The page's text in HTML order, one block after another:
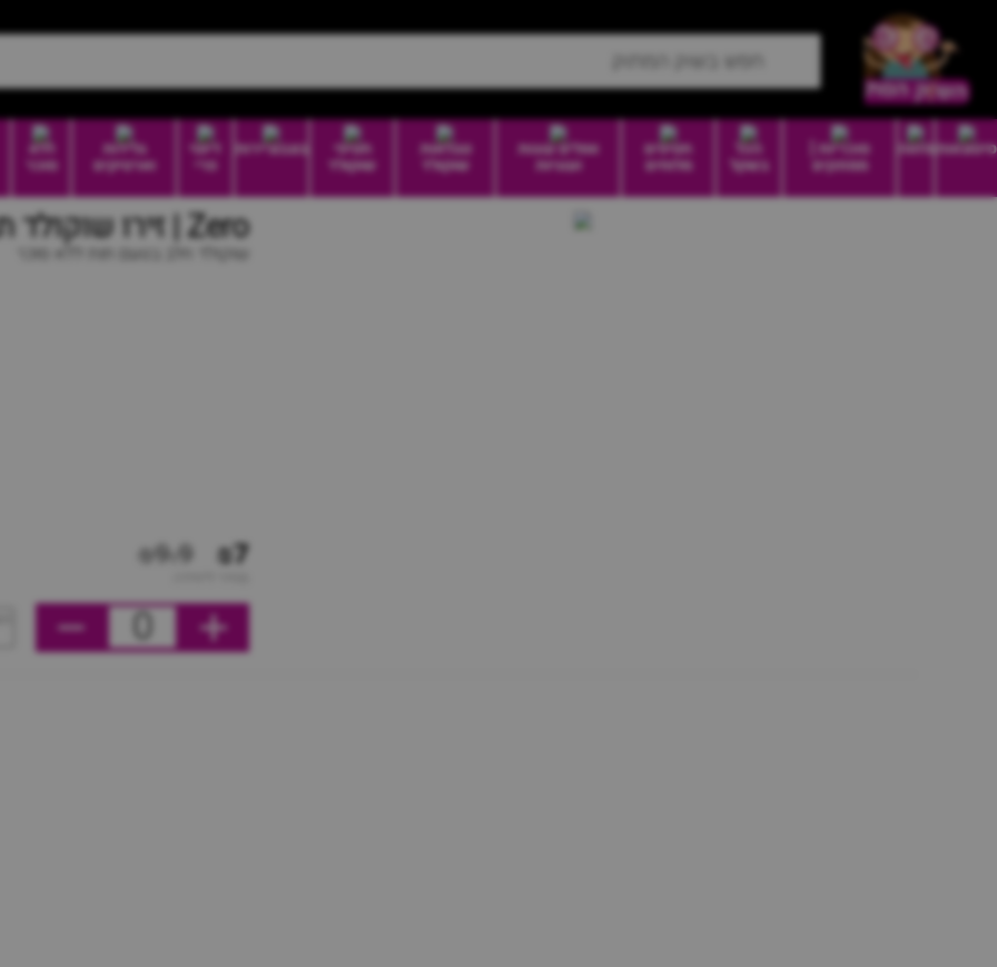
סיטונאותמזווה
סוכריות |
ממתקים
הכל
בשקל
חטיפים
מלוחים
וופלים עוגות
ועוגיות
טבלאות
שוקולד
חטיפי
שוקולד
בונבוניירות
דיוטי
פרי
גלידות
וארטיקים
ללא
סוכר
Zero | זירו שוקולד תות
שוקולד חלב בטעם תות ללא סוכר
₪7
₪9.9
0